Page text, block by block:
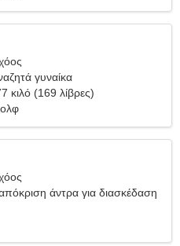
γυναίκα
κιλό (169 λίβρες)
άντρα για διασκέδαση